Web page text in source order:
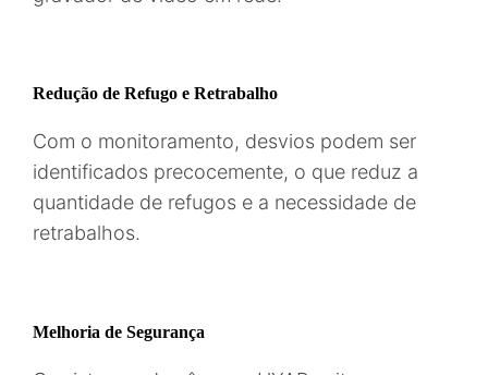
Redução de Refugo e Retrabalho
Com o monitoramento, desvios podem ser
identificados precocemente, o que reduz a
quantidade de refugos e a necessidade de
retrabalhos.
Melhoria de Segurança